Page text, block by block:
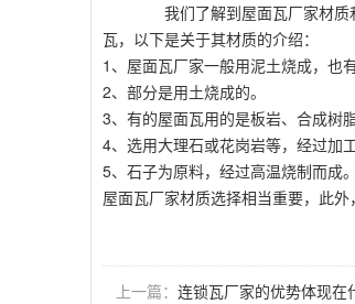
我们了解到屋面瓦厂家材质
瓦，以下是关于其材质的介绍：
1、屋面瓦厂家一般用泥土烧成，也
2、部分是用土烧成的。
3、有的屋面瓦用的是板岩、合成树
4、选用大理石或花岗岩等，经过加工
5、石子为原料，经过高温烧制而成。
屋面瓦厂家材质选择相当重要，此
上一篇： 连锁瓦厂家的优势体现在